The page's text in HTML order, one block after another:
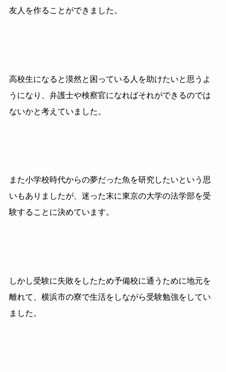
友人を作ることができました。
高校生になると漠然と困っている人を助けたいと思うよ
うになり、弁護士や検察官になればそれができるのでは
ないかと考えていました。
また小学校時代からの夢だった魚を研究したいという思
いもありましたが、迷った末に東京の大学の法学部を受
験することに決めています。
しかし受験に失敗をしたため予備校に通うために地元を
離れて、横浜市の寮で生活をしながら受験勉強をしてい
ました。